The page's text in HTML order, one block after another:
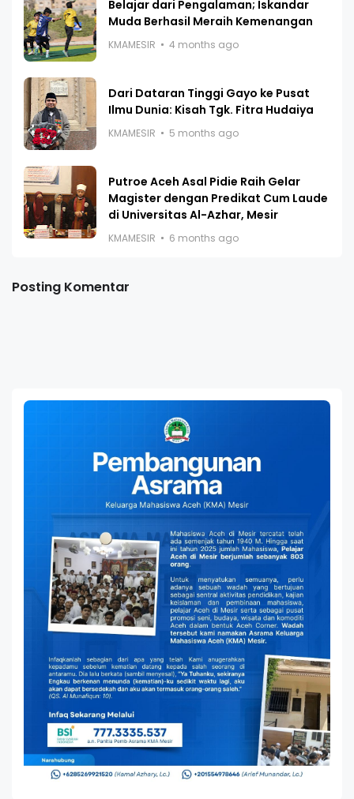
Belajar dari Pengalaman; Iskandar
Muda Berhasil Meraih Kemenangan
KMAMESIR 4 months ago
Dari Dataran Tinggi Gayo ke Pusat
Ilmu Dunia: Kisah Tgk. Fitra Hudaiya
KMAMESIR 5 months ago
Putroe Aceh Asal Pidie Raih Gelar
Magister dengan Predikat Cum Laude
di Universitas Al-Azhar, Mesir
KMAMESIR 6 months ago
Posting Komentar